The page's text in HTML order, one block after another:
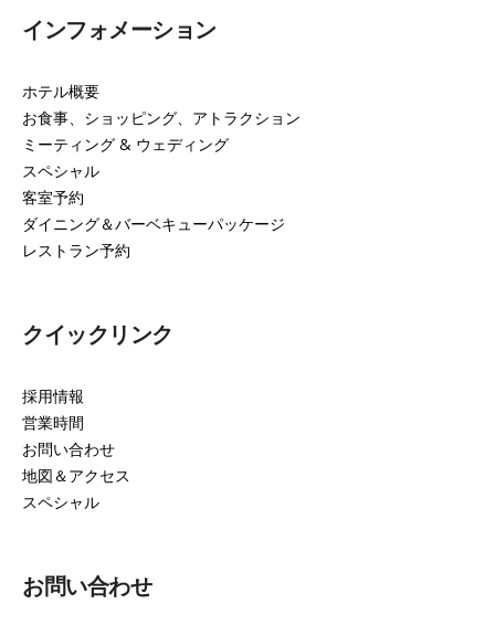
インフォメーション
ホテル概要
お食事、ショッピング、アトラクション
ミーティング & ウェディング
スペシャル
客室予約
ダイニング＆バーベキューパッケージ
レストラン予約
クイックリンク
採用情報
営業時間
お問い合わせ
地図＆アクセス
スペシャル
お問い合わせ